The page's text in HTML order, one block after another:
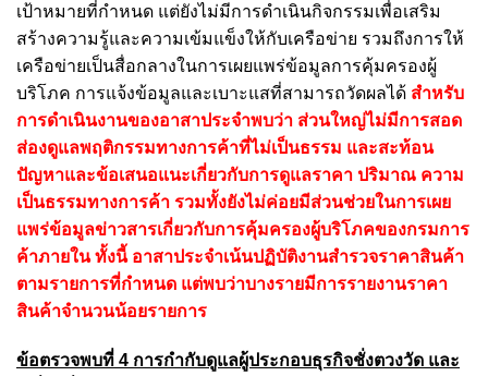
เป้าหมายที่กำหนด แต่ยังไม่มีการดำเนินกิจกรรมเพื่อเสริม
สร้างความรู้และความเข้มแข็งให้กับเครือข่าย รวมถึงการให้
เครือข่ายเป็นสื่อกลางในการเผยแพร่ข้อมูลการคุ้มครองผู้
บริโภค การแจ้งข้อมูลและเบาะแสที่สามารถวัดผลได้ สำหรับ
การดำเนินงานของอาสาประจำพบว่า ส่วนใหญ่ไม่มีการสอด
ส่องดูแลพฤติกรรมทางการค้าที่ไม่เป็นธรรม และสะท้อน
ปัญหาและข้อเสนอแนะเกี่ยวกับการดูแลราคา ปริมาณ ความ
เป็นธรรมทางการค้า รวมทั้งยังไม่ค่อยมีส่วนช่วยในการเผย
แพร่ข้อมูลข่าวสารเกี่ยวกับการคุ้มครองผู้บริโภคของกรมการ
ค้าภายใน ทั้งนี้ อาสาประจำเน้นปฏิบัติงานสำรวจราคาสินค้า
ตามรายการที่กำหนด แต่พบว่าบางรายมีการรายงานราคา
สินค้าจำนวนน้อยรายการ
ข้อตรวจพบที่ 4 การกำกับดูแลผู้ประกอบธุรกิจชั่งตวงวัด และ